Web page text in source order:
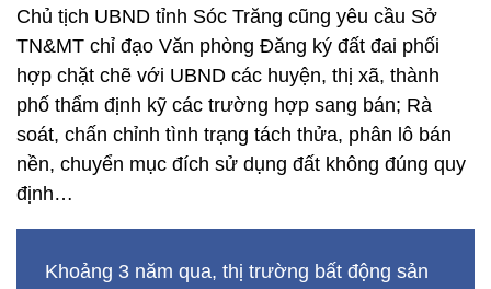
Chủ tịch UBND tỉnh Sóc Trăng cũng yêu cầu Sở
TN&MT chỉ đạo Văn phòng Đăng ký đất đai phối
hợp chặt chẽ với UBND các huyện, thị xã, thành
phố thẩm định kỹ các trường hợp sang bán; Rà
soát, chấn chỉnh tình trạng tách thửa, phân lô bán
nền, chuyển mục đích sử dụng đất không đúng quy
định…
Khoảng 3 năm qua, thị trường bất động sản